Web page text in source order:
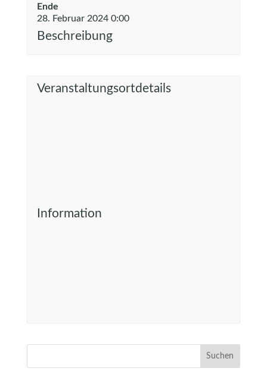
Ende
28. Februar 2024 0:00
Beschreibung
Veranstaltungsortdetails
Information